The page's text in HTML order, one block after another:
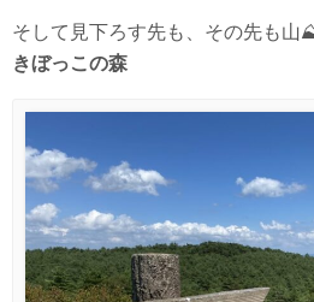
そして見下ろす先も、その先も
きぼっこの森